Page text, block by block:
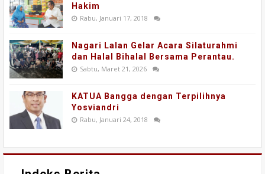
Hakim
Rabu, Januari 17, 2018
Nagari Lalan Gelar Acara Silaturahmi
dan Halal Bihalal Bersama Perantau.
Sabtu, Maret 21, 2026
KATUA Bangga dengan Terpilihnya
Yosviandri
Rabu, Januari 24, 2018